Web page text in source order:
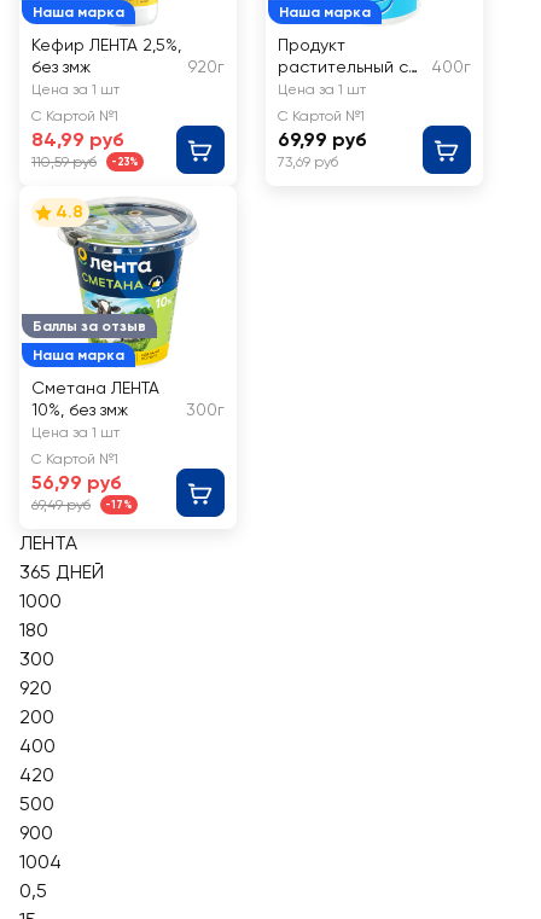
Наша марка
Кефир ЛЕНТА 2,5%,
без змж
920г
Цена за 1 шт
С Картой №1
84,99 руб
110,59 руб -23%
Наша марка
Продукт
растительный со
сметаной 365
ДНЕЙ 20%, с змж
400г
Цена за 1 шт
С Картой №1
69,99 руб
73,69 руб
Баллы за отзыв
Наша марка
4.8
Сметана ЛЕНТА
10%, без змж
300г
Цена за 1 шт
С Картой №1
56,99 руб
69,49 руб -17%
ЛЕНТА
365 ДНЕЙ
1000
180
300
920
200
400
420
500
900
1004
0,5